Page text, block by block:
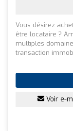
Vous désirez
être locataire ?
multiples
transaction
Voir e-